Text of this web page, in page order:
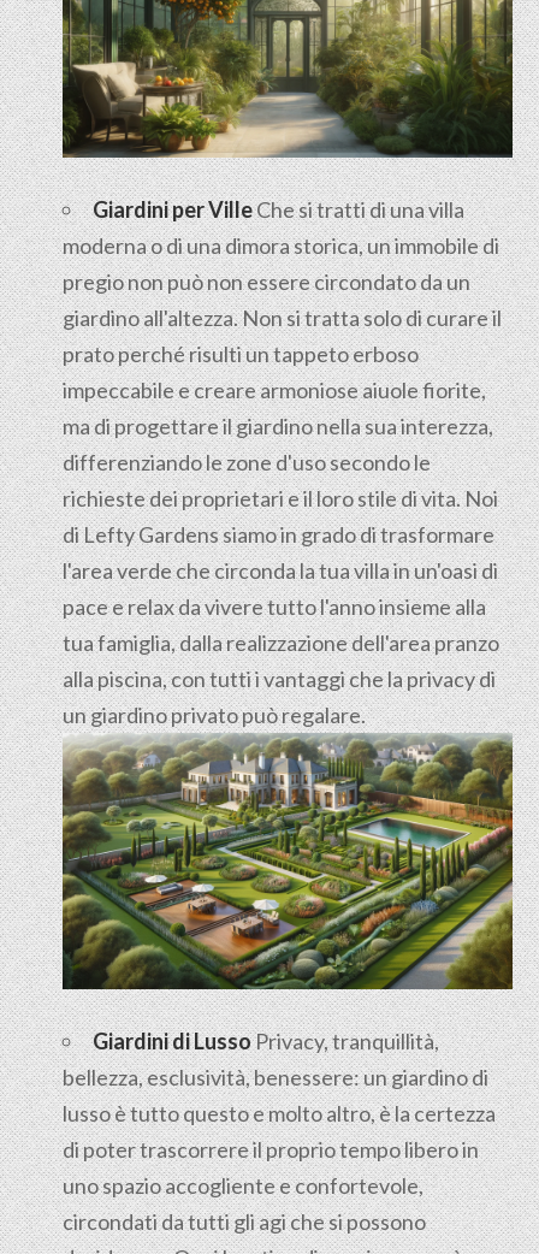
Giardini per VilleChe si tratti di una villa
moderna o di una dimora storica, un immobile di
pregio non può non essere circondato da un
giardino all'altezza. Non si tratta solo di curare il
prato perché risulti un tappeto erboso
impeccabile e creare armoniose aiuole fiorite,
ma di progettare il giardino nella sua interezza,
differenziando le zone d'uso secondo le
richieste dei proprietari e il loro stile di vita. Noi
di Lefty Gardens siamo in grado di trasformare
l'area verde che circonda la tua villa in un'oasi di
pace e relax da vivere tutto l'anno insieme alla
tua famiglia, dalla realizzazione dell'area pranzo
alla piscina, con tutti i vantaggi che la privacy di
un giardino privato può regalare.
Giardini di LussoPrivacy, tranquillità,
bellezza, esclusività, benessere: un giardino di
lusso è tutto questo e molto altro, è la certezza
di poter trascorrere il proprio tempo libero in
uno spazio accogliente e confortevole,
circondati da tutti gli agi che si possono